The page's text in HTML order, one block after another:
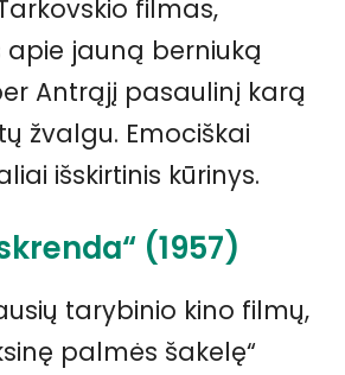
filmas,
jauną berniuką
Antrąjį pasaulinį karą
žvalgu. Emociškai
išskirtinis kūrinys.
(1957)
tarybinio kino filmų,
palmės šakelę“